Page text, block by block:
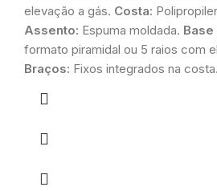
elevação a gás. Costa:
Assento: Espuma moldada.
formato piramidal ou 5 raios com
Braços: Fixos integrados na